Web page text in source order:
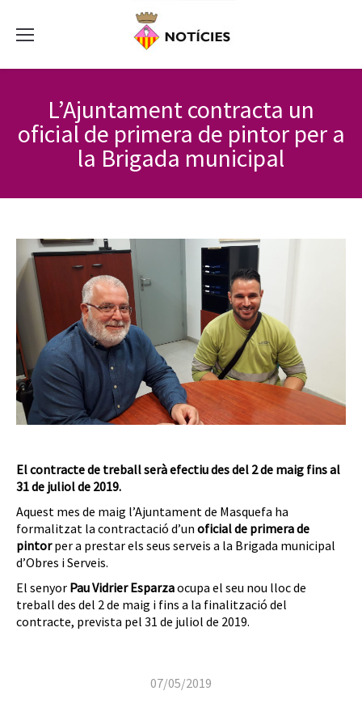
L’Ajuntament contracta un
oficial de primera de pintor per a
la Brigada municipal
El contracte de treball serà efectiu des del 2 de maig fins al
31 de juliol de 2019.
Aquest mes de maig l’Ajuntament de Masquefa ha
formalitzat la contractació d’un oficial de primera de
pintorper a prestar els seus serveis a la Brigada municipal
d’Obres i Serveis.
El senyor Pau Vidrier Esparzaocupa el seu nou lloc de
treball des del 2 de maig i fins a la finalització del
contracte, prevista pel 31 de juliol de 2019.
07/05/2019